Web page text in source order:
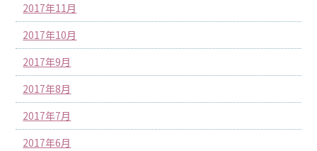
2017年11月
2017年10月
2017年9月
2017年8月
2017年7月
2017年6月